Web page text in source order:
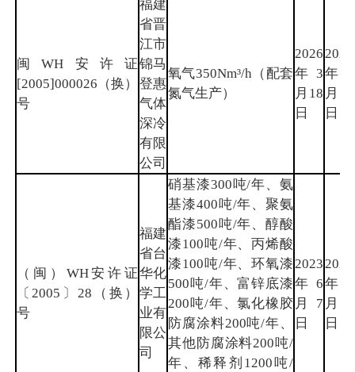
闽WH安许证
[2005]000026（换）
号
福建
省晋
江市
锦马
登惠
气体
深冷
有限
公司
氧气350Nm³/h（配套
氮气生产）
2026
年3
月18
日
2026
年8
月2
日
（闽）WH安许证
〔2005〕28（换）
号
福建
省台
华化
学工
业有
限公
司
硝基漆300吨/年、氨
基漆400吨/年、聚氨
酯漆500吨/年、醇酸
漆100吨/年、丙烯酸
漆100吨/年、环氧漆
500吨/年、富锌底漆
200吨/年、氯化橡胶
防腐涂料200吨/年、
其他防腐涂料200吨/
年、稀释剂1200吨/
2023
年6
月7
日
2026
年6
月6
日